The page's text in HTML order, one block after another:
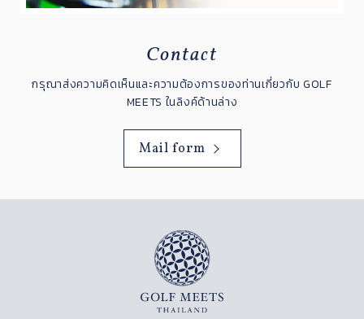
Contact
กรุณาส่งความคิดเห็นและความต้องการของท่านเกี่ยวกับ GOLF
MEETS ในลิงค์ด้านล่าง
Mail form